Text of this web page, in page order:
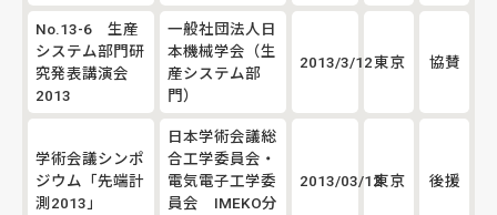
No.13-6 生産
システム部門研
究発表講演会
2013
一般社団法人日
本機械学会（生
産システム部
門）
2013/3/12東京 協賛
学術会議シンポ
ジウム「先端計
測2013」
日本学術会議総
合工学委員会・
電気電子工学委
員会 IMEKO分
2013/03/12東京 後援